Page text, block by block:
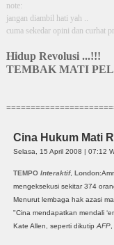
note:
jangan diambil hati yah ..
cuma sekedar opini dan curhat
Hidup Revolusi ...!!!
TEMBAK MATI
Cina Hukum Mati
Selasa, 15 April 2008 | 07:12
TEMPO Interaktif, London
mengeksekusi sekitar 374
Menurut lembaga hak azasi
"Cina mendapatkan mendali
Kate Allen, seperti dikutip AFP